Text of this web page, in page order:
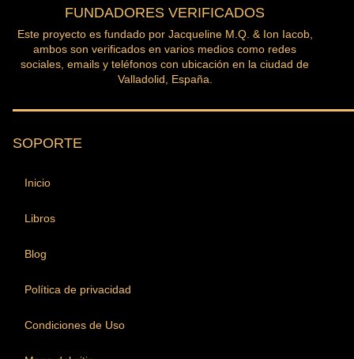
FUNDADORES VERIFICADOS
Este proyecto es fundado por Jacqueline M.Q. & Ion Iacob,
ambos son verificados en varios medios como redes
sociales, emails y teléfonos con ubicación en la ciudad de
Valladolid, España.
SOPORTE
Inicio
Libros
Blog
Política de privacidad
Condiciones de Uso